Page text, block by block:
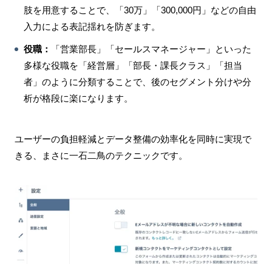
肢を用意することで、「30万」「300,000円」などの自由
入力による表記揺れを防ぎます。
役職：
「営業部長」「セールスマネージャー」といった
多様な役職を「経営層」「部長・課長クラス」「担当
者」のように分類することで、後のセグメント分けや分
析が格段に楽になります。
ユーザーの負担軽減とデータ整備の効率化を同時に実現で
きる、まさに一石二鳥のテクニックです。